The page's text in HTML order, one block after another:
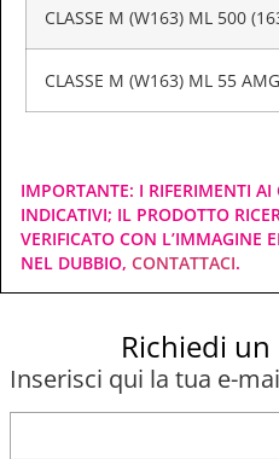
CLASSE M (W163) ML 500
CLASSE M (W163) ML 55
IMPORTANTE: I RIFERIMENTI
INDICATIVI; IL PRODOTTO
VERIFICATO CON L’IMMAGINE
NEL DUBBIO, CONTATTACI.
Richiedi
Inserisci qui la tua e-